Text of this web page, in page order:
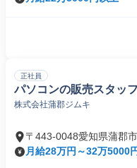
正社員
パソコンの販売スタッフ
株式会社蒲郡ジムキ
〒443-0048愛知県蒲郡
月給28万円～32万5000